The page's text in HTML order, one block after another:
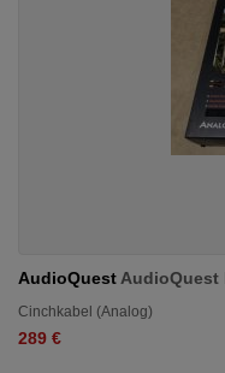
AudioQuest AudioQuest
Cinchkabel (Analog)
289 €